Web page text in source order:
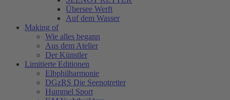
Übersee Werft
Auf dem Wasser
Making of
Wie alles begann
Aus dem Atelier
Der Künstler
Limitierte Editionen
Elbphilharmonie
DGzRS Die Seenotretter
Hummel Sport